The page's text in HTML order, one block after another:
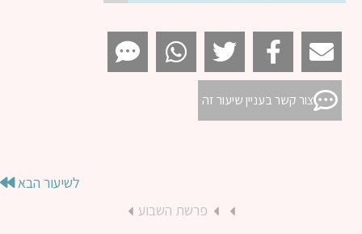
צור קשר בעניין שיעור זה
לשיעור הבא
פרשת השבוע